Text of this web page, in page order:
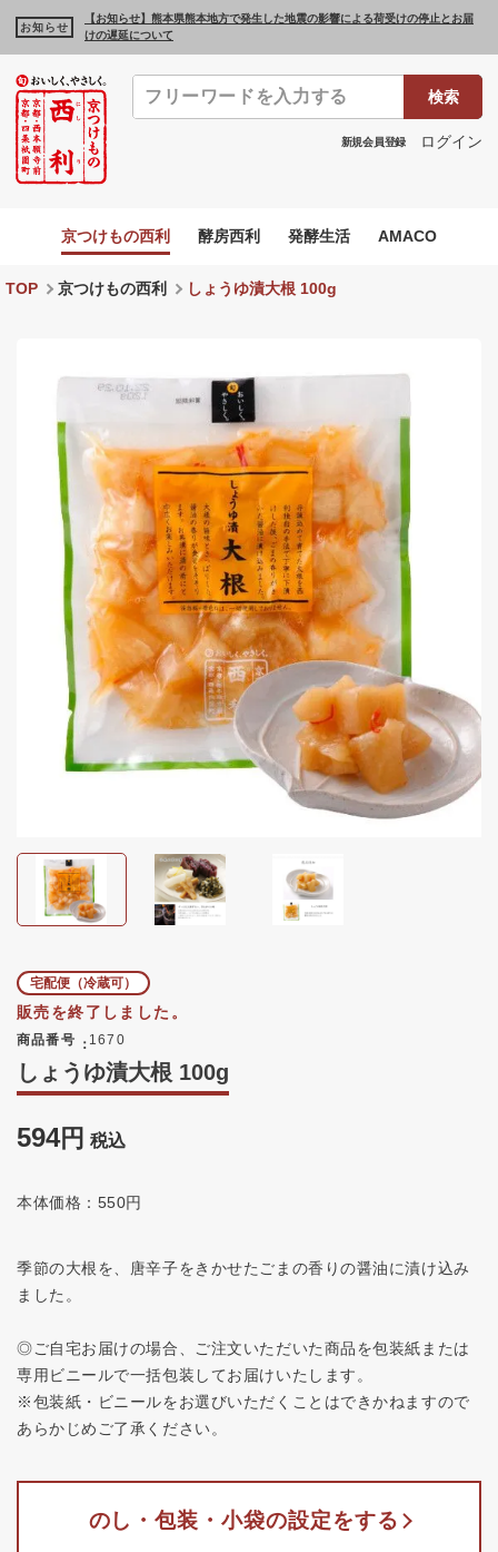
お知らせ
【お知らせ】熊本県熊本地方で発生した地震の影響による荷受けの停止とお届
けの遅延について
検索
新規会員登録 ログイン
京つけもの西利 酵房西利 発酵生活 AMACO
TOP 京つけもの西利 しょうゆ漬大根 100g
宅配便（冷蔵可）
販売を終了しました。
商品番号 1670
しょうゆ漬大根 100g
594 税込
本体価格：550円
季節の大根を、唐辛子をきかせたごまの香りの醤油に漬け込み
ました。
◎ご自宅お届けの場合、ご注文いただいた商品を包装紙または
専用ビニールで一括包装してお届けいたします。
※包装紙・ビニールをお選びいただくことはできかねますので
あらかじめご了承ください。
のし・包装・小袋の設定をする